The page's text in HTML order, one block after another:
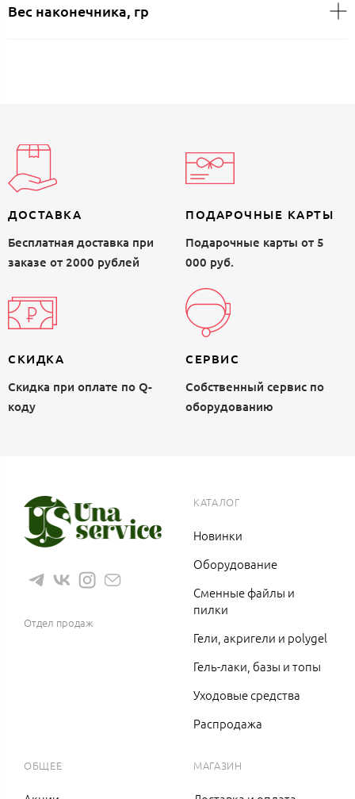
Вес наконечника, гр
ДОСТАВКА
Бесплатная доставка при
заказе от 2000 рублей
ПОДАРОЧНЫЕ КАРТЫ
Подарочные карты от 5
000 руб.
СКИДКА
Скидка при оплате по Q-
коду
СЕРВИС
Собственный сервис по
оборудованию
Отдел продаж
КАТАЛОГ
Новинки
Оборудование
Сменные файлы и
пилки
Гели, акригели и polygel
Гель-лаки, базы и топы
Уходовые средства
Распродажа
ОБЩЕЕ МАГАЗИН